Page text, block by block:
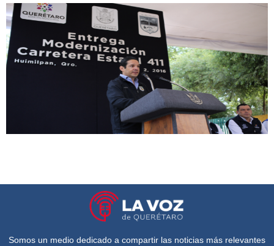
Somos un medio dedicado a compartir las noticias más relevantes